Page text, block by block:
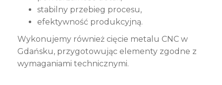
stabilny przebieg procesu,
efektywność produkcyjną.
Wykonujemy również cięcie metalu CNC w
Gdańsku, przygotowując elementy zgodne z
wymaganiami technicznymi.